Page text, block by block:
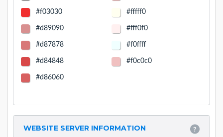
#f03030 #fffff0
#d89090 #fff0f0
#d87878 #f0ffff
#d84848 #f0c0c0
#d86060
WEBSITE SERVER INFORMATION